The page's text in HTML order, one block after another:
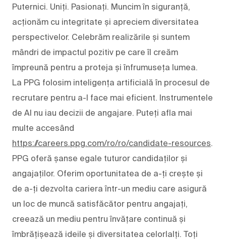
Puternici. Uniți. Pasionați. Muncim în siguranță,
acționăm cu integritate și apreciem diversitatea
perspectivelor. Celebrăm realizările și suntem
mândri de impactul pozitiv pe care îl creăm
împreună pentru a proteja și înfrumuseța lumea.
La PPG folosim inteligența artificială în procesul de
recrutare pentru a-l face mai eficient. Instrumentele
de AI nu iau decizii de angajare. Puteți afla mai
multe accesând
https://careers.ppg.com/ro/ro/candidate-resources.
PPG oferă șanse egale tuturor candidaților și
angajaților. Oferim oportunitatea de a-ți crește și
de a-ți dezvolta cariera într-un mediu care asigură
un loc de muncă satisfăcător pentru angajați,
creează un mediu pentru învățare continuă și
îmbrățișează ideile și diversitatea celorlalți. Toți